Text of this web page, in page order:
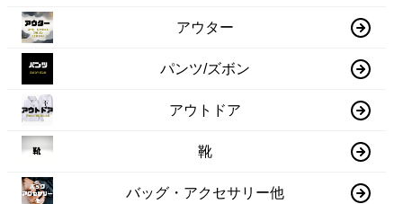
アウター
パンツ/ズボン
アウトドア
靴
バッグ・アクセサリー他